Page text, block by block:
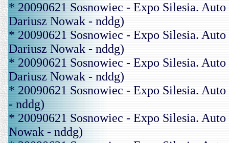
* 20090621 Sosnowiec - Expo Silesia.
Dariusz Nowak - nddg)
* 20090621 Sosnowiec - Expo Silesia.
Dariusz Nowak - nddg)
* 20090621 Sosnowiec - Expo Silesia.
Dariusz Nowak - nddg)
* 20090621 Sosnowiec - Expo Silesia.
- nddg)
* 20090621 Sosnowiec - Expo Silesia.
Nowak - nddg)